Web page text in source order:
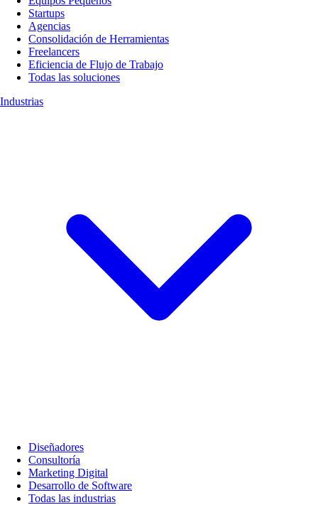
Startups
Agencias
Consolidación de Herramientas
Freelancers
Eficiencia de Flujo de Trabajo
Todas las soluciones
Industrias
Diseñadores
Consultoría
Marketing Digital
Desarrollo de Software
Todas las industrias